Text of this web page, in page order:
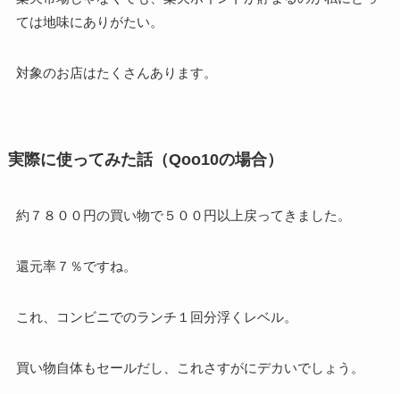
ては地味にありがたい。
対象のお店はたくさんあります。
実際に使ってみた話（Qoo10の場合）
約７８００円の買い物で５００円以上戻ってきました。
還元率７％ですね。
これ、コンビニでのランチ１回分浮くレベル。
買い物自体もセールだし、これさすがにデカいでしょう。